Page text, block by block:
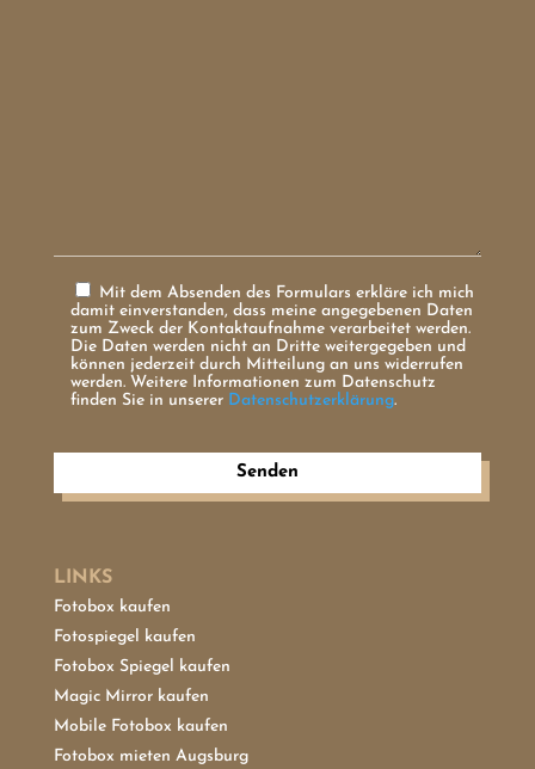
Mit dem Absenden des Formulars erkläre ich mich
damit einverstanden, dass meine angegebenen Daten
zum Zweck der Kontaktaufnahme verarbeitet werden.
Die Daten werden nicht an Dritte weitergegeben und
können jederzeit durch Mitteilung an uns widerrufen
werden. Weitere Informationen zum Datenschutz
finden Sie in unserer Datenschutzerklärung.
Senden
LINKS
Fotobox kaufen
Fotospiegel kaufen
Fotobox Spiegel kaufen
Magic Mirror kaufen
Mobile Fotobox kaufen
Fotobox mieten Augsburg